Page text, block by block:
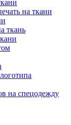
на ткани
ткань
на спецодежду